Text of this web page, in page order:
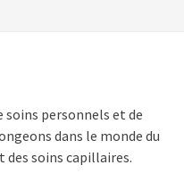
soins personnels et de
dans le monde du
des soins capillaires.